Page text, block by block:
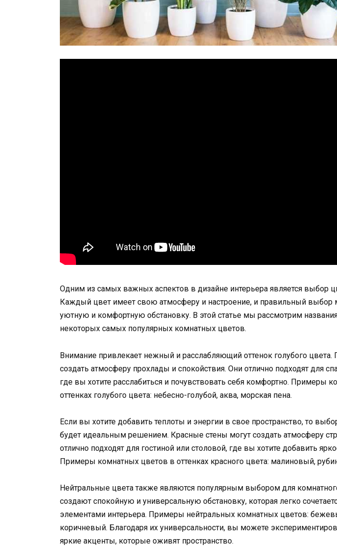
Одним из самых важных аспектов в дизайне интерьера является выбор
Каждый цвет имеет свою атмосферу и настроение, и правильный выбор
уютную и комфортную обстановку. В этой статье мы рассмотрим
некоторых самых популярных комнатных цветов.
Внимание привлекает нежный и расслабляющий оттенок голубого цвета.
создать атмосферу прохлады и спокойствия. Они отлично подходят для
где вы хотите расслабиться и почувствовать себя комфортно. Примеры
оттенках голубого цвета: небесно-голубой, аква, морская пена.
Если вы хотите добавить теплоты и энергии в свое пространство, то
будет идеальным решением. Красные стены могут создать атмосферу
отлично подходят для гостиной или столовой, где вы хотите добавить
Примеры комнатных цветов в оттенках красного цвета: малиновый,
Нейтральные цвета также являются популярным выбором для
создают спокойную и универсальную обстановку, которая легко
элементами интерьера. Примеры нейтральных комнатных цветов:
коричневый. Благодаря их универсальности, вы можете
яркие акценты, которые оживят пространство.